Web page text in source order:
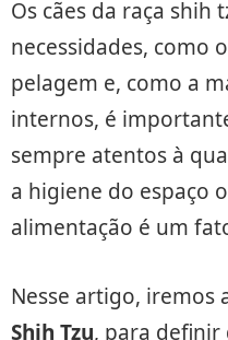
Os cães da raça shih
necessidades, como
pelagem e, como a
internos, é
sempre atentos à
a higiene do espaço
alimentação é um
Nesse artigo, iremos
Shih Tzu, para definir